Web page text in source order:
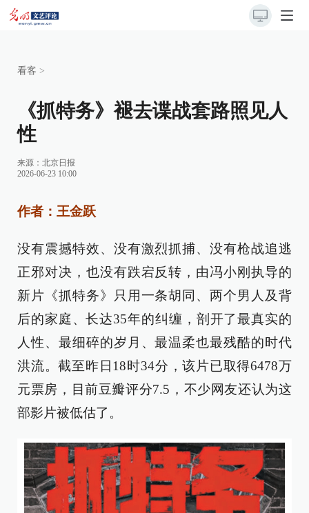
看客 >
《抓特务》褪去谍战套路照见人
性
来源： 北京日报
2026-06-23 10:00
作者：王金跃
没有震撼特效、没有激烈抓捕、没有枪战追逃
正邪对决，也没有跌宕反转，由冯小刚执导的
新片《抓特务》只用一条胡同、两个男人及背
后的家庭、长达35年的纠缠，剖开了最真实的
人性、最细碎的岁月、最温柔也最残酷的时代
洪流。截至昨日18时34分，该片已取得6478万
元票房，目前豆瓣评分7.5，不少网友还认为这
部影片被低估了。